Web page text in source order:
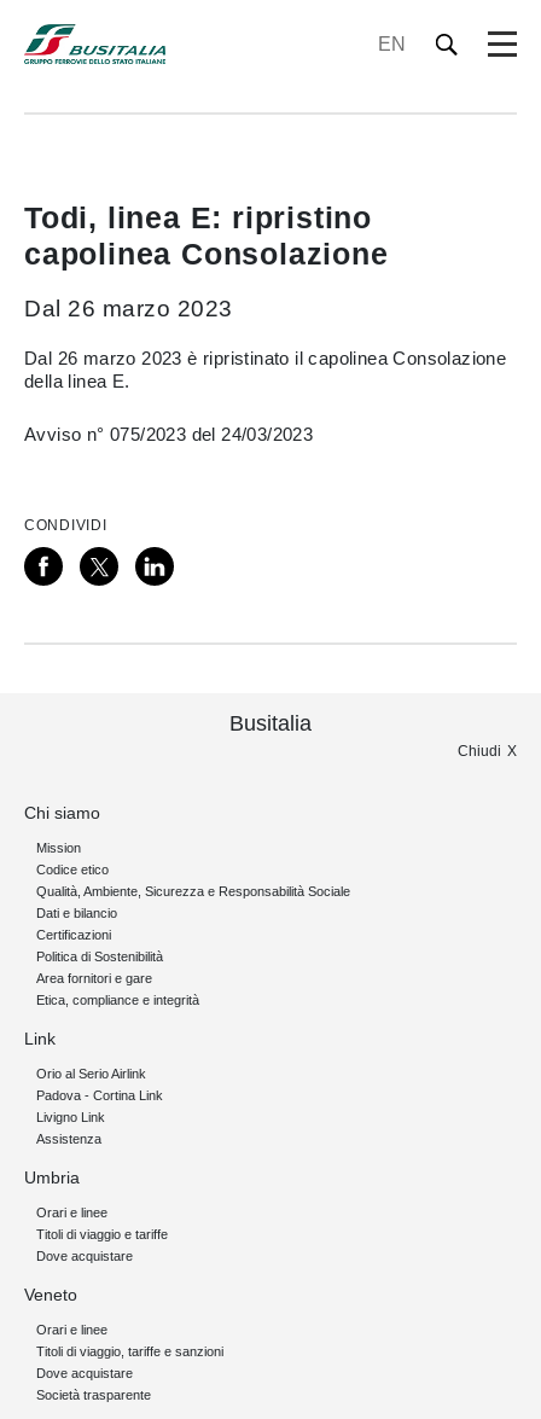
EN
Todi, linea E: ripristino
capolinea Consolazione
Dal 26 marzo 2023
Dal 26 marzo 2023 è ripristinato il capolinea Consolazione
della linea E.
Avviso n° 075/2023 del 24/03/2023
CONDIVIDI
Busitalia
Chiudi
Chi siamo
Mission
Codice etico
Qualità, Ambiente, Sicurezza e Responsabilità Sociale
Dati e bilancio
Certificazioni
Politica di Sostenibilità
Area fornitori e gare
Etica, compliance e integrità
Link
Orio al Serio Airlink
Padova - Cortina Link
Livigno Link
Assistenza
Umbria
Orari e linee
Titoli di viaggio e tariffe
Dove acquistare
Veneto
Orari e linee
Titoli di viaggio, tariffe e sanzioni
Dove acquistare
Società trasparente